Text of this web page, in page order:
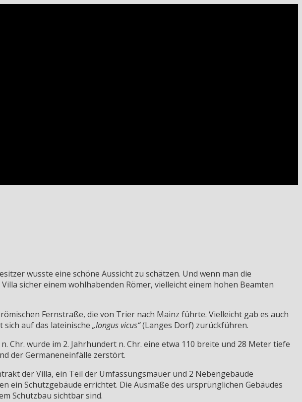
wusste eine schöne Aussicht zu schätzen. Und wenn man die
sicher einem wohlhabenden Römer, vielleicht einem hohen Beamten
Fernstraße, die von Trier nach Mainz führte. Vielleicht gab es auch
sich auf das lateinische „longus vicus“(Langes Dorf) zurückführen.
Chr. wurde im 2. Jahrhundert n. Chr. eine etwa 110 breite und 28 Meter tiefe
der Germaneneinfälle zerstört.
der Villa, ein Teil der Umfassungsmauer und 2 Nebengebäude
Schutzgebäude errichtet. Die Ausmaße des ursprünglichen Gebäudes
Schutzbau sichtbar sind.